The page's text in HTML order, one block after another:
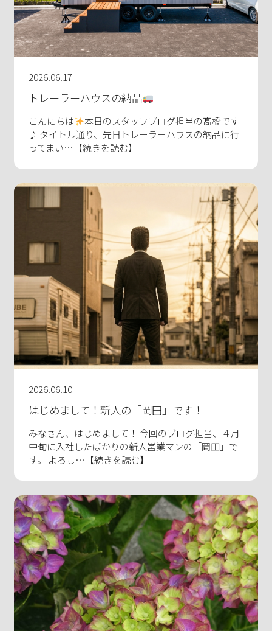
2026.06.17
トレーラーハウスの納品
こんにちは
本日のスタッフブログ担当の髙橋です
♪ タイトル通り、先日トレーラーハウスの納品に行
ってまい…【続きを読む】
2026.06.10
はじめまして！新人の「岡田」です！
みなさん、はじめまして！ 今回のブログ担当、４月
中旬に入社したばかりの新人営業マンの「岡田」で
す。 よろし…【続きを読む】